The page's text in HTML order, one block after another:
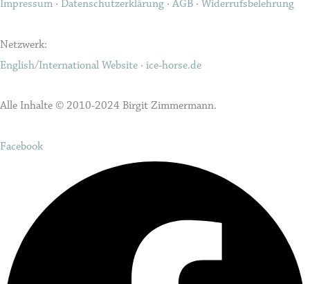
Impressum · Datenschutzerklärung · AGB · Widerrufsbelehrung
Netzwerk:
English/International Website · ice-horse.de
Alle Inhalte © 2010-2024 Birgit Zimmermann.
Facebook